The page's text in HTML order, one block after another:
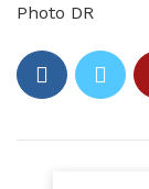
Photo DR